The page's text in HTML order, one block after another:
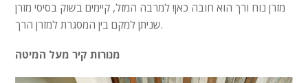
מזרן נוח ורך הוא חובה כאן! למרבה המזל, קיימים בשוק בסיסי מזרן
שניתן למקם בין המסגרת למזרן הרך.
מנורות קיר מעל המיטה